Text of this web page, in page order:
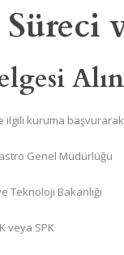
ilgili kuruma
Genel Müdürlüğü
Teknoloji Bakanlığı
veya SPK